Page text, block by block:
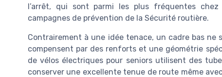
l’arrêt, qui sont parmi les plus fréquentes
campagnes de prévention de la Sécurité routière.
Contrairement à une idée tenace, un cadre bas
compensent par des renforts et une géométrie
de vélos électriques pour seniors utilisent des
conserver une excellente tenue de route même